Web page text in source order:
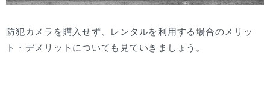
防犯カメラを購入せず、レンタルを利用する場合のメリッ
ト・デメリットについても見ていきましょう。